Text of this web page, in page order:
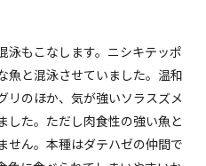
泳もこなします。ニシキテッポ
魚と混泳させていました。温和
リのほか、気が強いソラスズメ
した。ただし肉食性の強い魚と
せん。本種はダテハゼの仲間で